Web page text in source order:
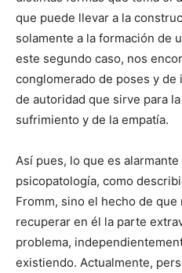
que puede llevar a la
solamente a la formación de
este segundo caso, nos
conglomerado de poses y
de autoridad que sirve para
sufrimiento y de la empatía.
Así pues, lo que es
psicopatología, como
Fromm, sino el hecho de
recuperar en él la parte
problema,
existiendo. Actualmente,